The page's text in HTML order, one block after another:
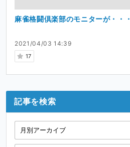
2021/04/03 14:39
17
麻雀格闘倶楽部のモニターが・・・
記事を検索